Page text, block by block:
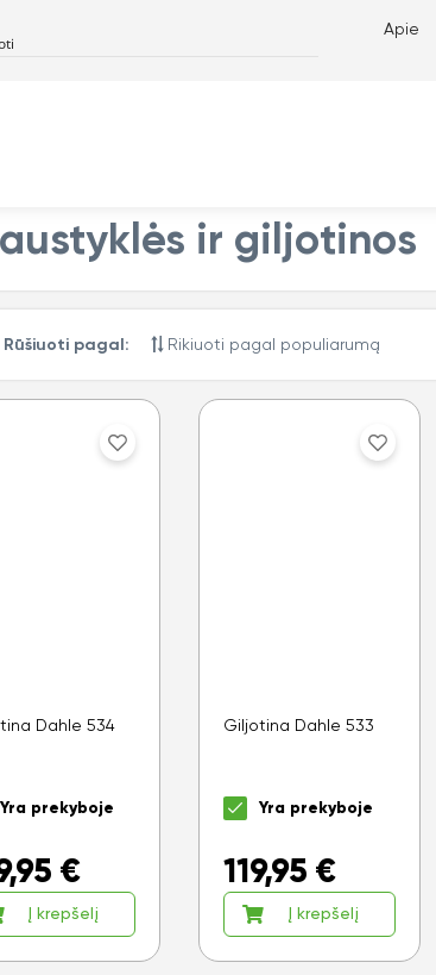
Apie
ir giljotinos
Rūšiuoti pagal:
Dahle 534
Yra prekyboje
€
Į krepšelį
Giljotina Dahle 533
Yra prekyboje
119,95 €
Į krepšelį